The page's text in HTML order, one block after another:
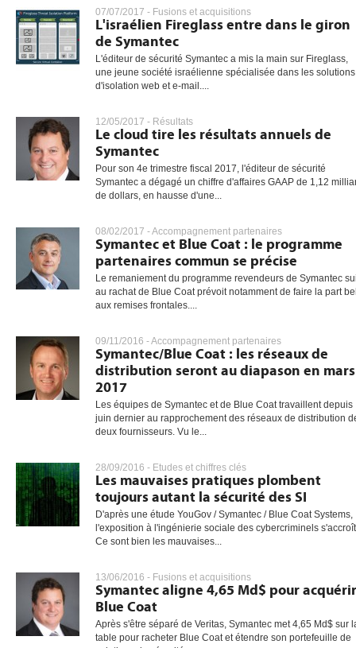
07/07/2017 - Fusions et acquisitions
L'israélien Fireglass entre dans le giron
de Symantec
L'éditeur de sécurité Symantec a mis la main sur Fireglass,
une jeune société israélienne spécialisée dans les solutions
d'isolation web et e-mail....
12/05/2017 - Résultats
Le cloud tire les résultats annuels de
Symantec
Pour son 4e trimestre fiscal 2017, l'éditeur de sécurité
Symantec a dégagé un chiffre d'affaires GAAP de 1,12
de dollars, en hausse d'une...
08/02/2017 -Accompagnement partenaires
Symantec et Blue Coat : le programme
partenaires commun se précise
Le remaniement du programme revendeurs de Symantec
au rachat de Blue Coat prévoit notamment de faire la part
aux remises frontales....
09/11/2016 -Accompagnement partenaires
Symantec/Blue Coat : les réseaux de
distribution seront au diapason en mars
2017
Les équipes de Symantec et de Blue Coat travaillent depuis
juin dernier au rapprochement des réseaux de distribution
deux fournisseurs. Vu le...
28/09/2016 - Etudes et chiffres clés
Les mauvaises pratiques plombent
toujours autant la sécurité des SI
D'après une étude YouGov / Symantec / Blue Coat Systems,
l'exposition à l'ingénierie sociale des cybercriminels
Ce sont bien les mauvaises...
13/06/2016 - Fusions et acquisitions
Symantec aligne 4,65 Md$ pour acquérir
Blue Coat
Après s'être séparé de Veritas, Symantec met 4,65 Md$ sur
table pour racheter Blue Coat et étendre son portefeuille de